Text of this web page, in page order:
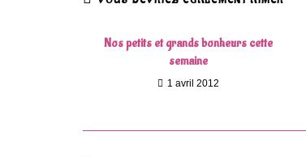
Nos petits et grands bonheurs cette
semaine
1 avril 2012